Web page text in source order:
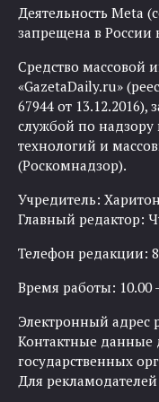
Деятельность Meta
запрещена в России
Средство массовой
«GazetaDaily.ru»
67944 от
службой по
технологий и
(Роскомнадзор).
Учредитель:
Главный редактор:
Телефон редакции:
Время работы: 10.00
Электронный адрес
Контактные данные
государственных
Для